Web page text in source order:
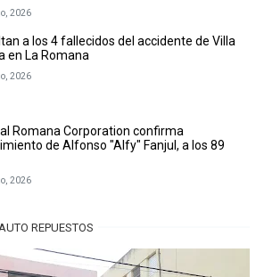
2026
a los 4 fallecidos del accidente de Villa
en La Romana
2026
Romana Corporation confirma
de Alfonso "Alfy" Fanjul, a los 89
2026
REPUESTOS